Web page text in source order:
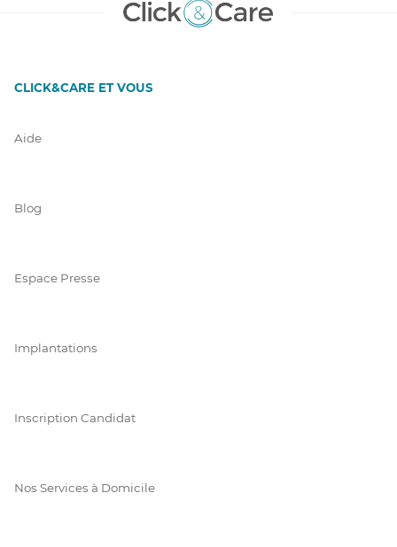
CLICK&CARE ET VOUS
Aide
Blog
Espace Presse
Implantations
Inscription Candidat
Nos Services à Domicile